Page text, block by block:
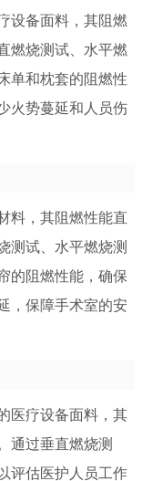
设备面料，其阻燃
燃烧测试、水平燃
单和枕套的阻燃性
火势蔓延和人员伤
料，其阻燃性能直
测试、水平燃烧测
的阻燃性能，确保
，保障手术室的安
医疗设备面料，其
通过垂直燃烧测
评估医护人员工作